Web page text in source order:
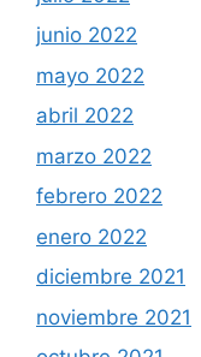
junio 2022
mayo 2022
abril 2022
marzo 2022
febrero 2022
enero 2022
diciembre 2021
noviembre 2021